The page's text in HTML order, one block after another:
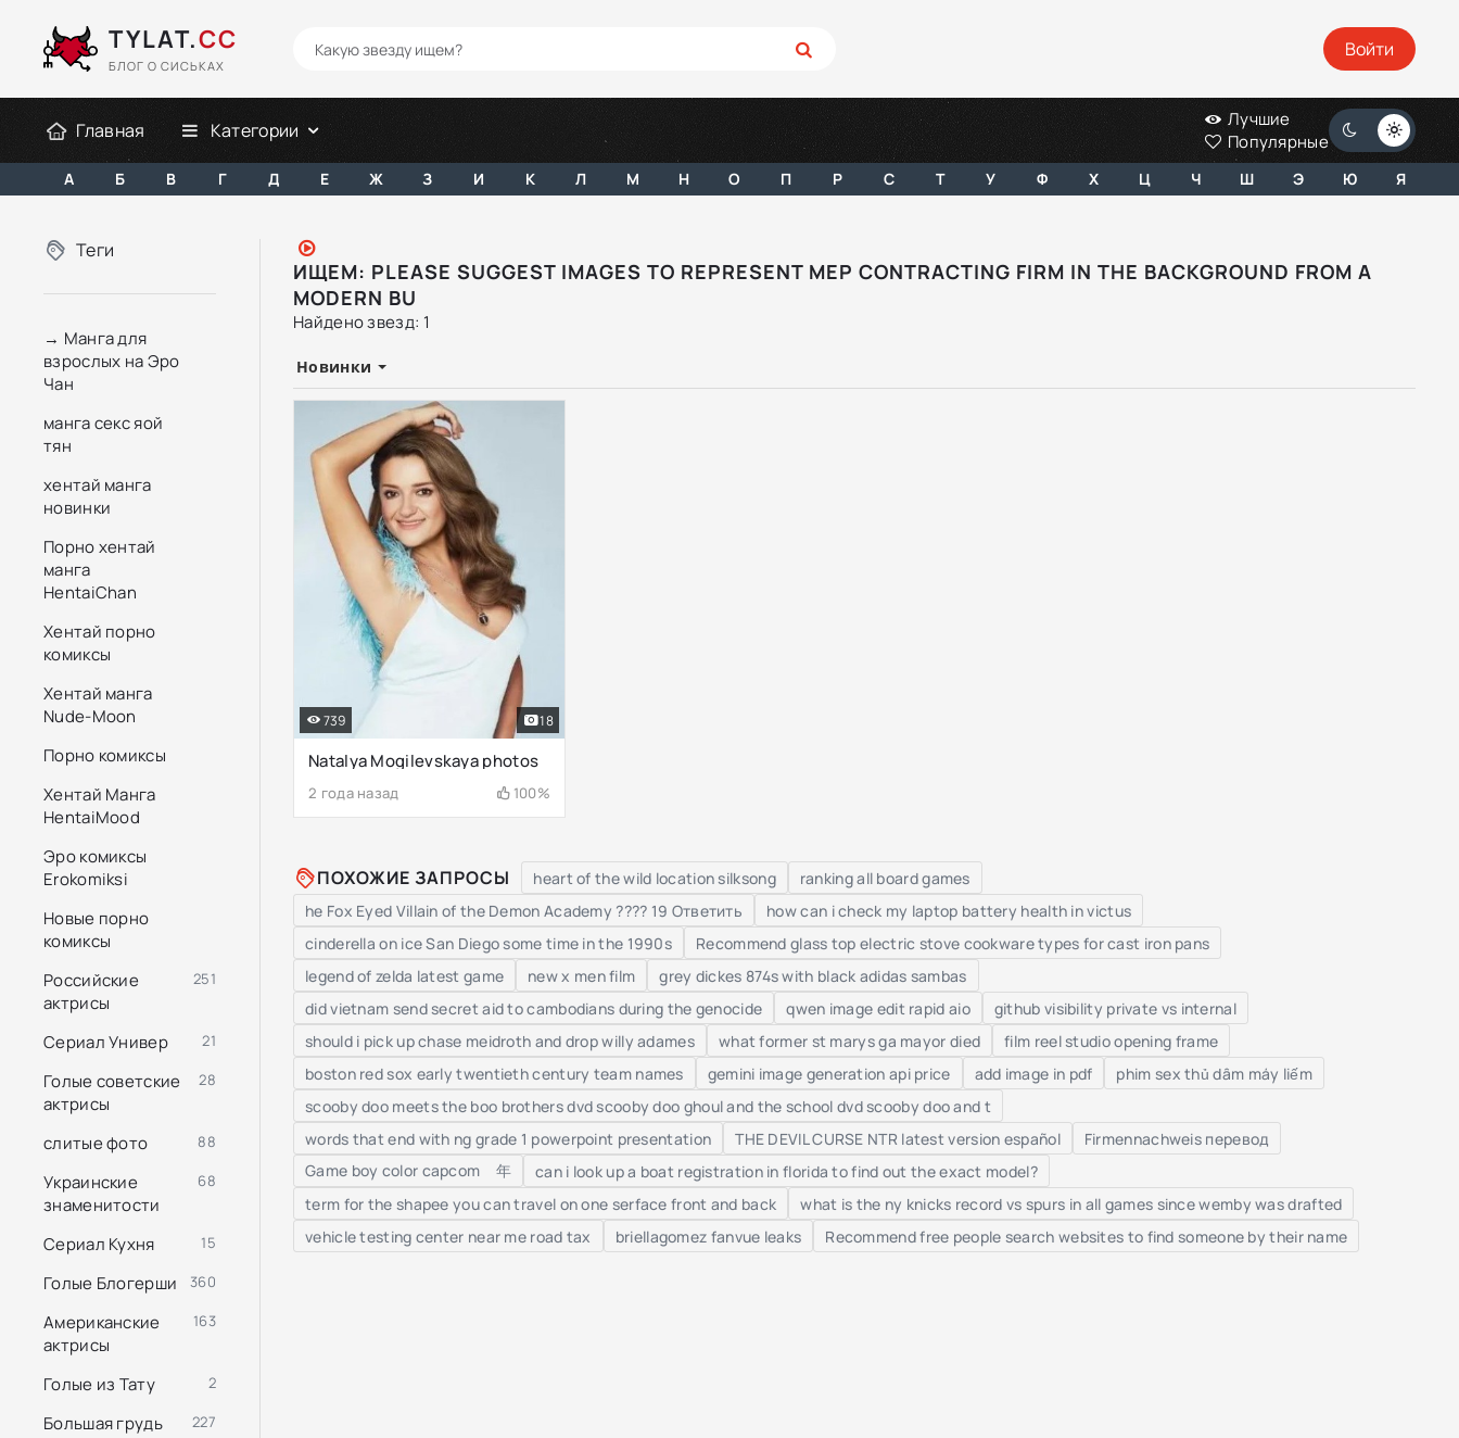
TYLAT.CC
БЛОГ О СИСЬКАХ
Войти
Главная Категории
Лучшие
Популярные
А Б В Г Д Е Ж З И К Л М Н О П Р С Т У Ф Х Ц Ч Ш Э Ю Я
ИЩЕМ: PLEASE SUGGEST IMAGES TO REPRESENT MEP CONTRACTING FIRM IN THE BACKGROUND FROM A
MODERN BU
Найдено звезд: 1
Новинки
Natalya Mogilevskaya photos
2 года назад 100%
739 18
ПОХОЖИЕ ЗАПРОСЫ heart of the wild location silksong
ranking all board games
he Fox Eyed Villain of the Demon Academy ???? 19 Ответить
how can i check my laptop battery health in victus
cinderella on ice San Diego some time in the 1990s
Recommend glass top electric stove cookware types for cast iron pans
legend of zelda latest game
new x men film
grey dickes 874s with black adidas sambas
did vietnam send secret aid to cambodians during the genocide
qwen image edit rapid aio
github visibility private vs internal
should i pick up chase meidroth and drop willy adames
what former st marys ga mayor died
film reel studio opening frame
boston red sox early twentieth century team names
gemini image generation api price add image in pdf
phim sex thủ dâm máy liếm
scooby doo meets the boo brothers dvd scooby doo ghoul and the school dvd scooby doo and t
words that end with ng grade 1 powerpoint presentation
THE DEVIL CURSE NTR latest version español
Firmennachweis перевод
Game boy color capcom 年
can i look up a boat registration in florida to find out the exact model?
term for the shapee you can travel on one serface front and back
what is the ny knicks record vs spurs in all games since wemby was drafted
vehicle testing center near me road tax
briellagomez fanvue leaks Recommend free people search websites to find someone by their name
Теги
→ Манга для
взрослых на Эро
Чан
манга секс яой
тян
хентай манга
новинки
Порно хентай
манга
HentaiChan
Хентай порно
комиксы
Хентай манга
Nude-Moon
Порно комиксы
Хентай Манга
HentaiMood
Эро комиксы
Erokomiksi
Новые порно
комиксы
Российские
актрисы
251
Сериал Универ 21
Голые советские
актрисы
28
слитые фото 88
Украинские
знаменитости
68
Сериал Кухня 15
Голые Блогерши 360
Американские
актрисы
163
Голые из Тату 2
Большая грудь 227